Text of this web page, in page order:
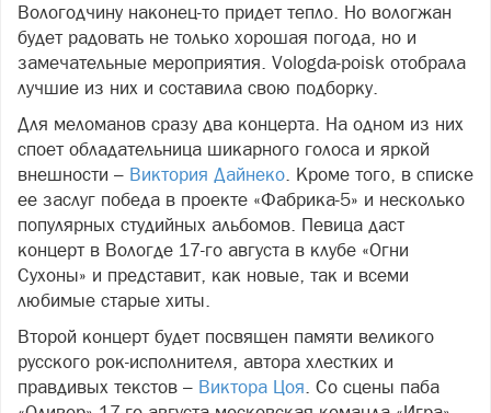
Вологодчину наконец-то придет тепло. Но вологжан
будет радовать не только хорошая погода, но и
замечательные мероприятия. Vologda-poisk отобрала
лучшие из них и составила свою подборку.
Для меломанов сразу два концерта. На одном из них
споет обладательница шикарного голоса и яркой
внешности – Виктория Дайнеко. Кроме того, в списке
ее заслуг победа в проекте «Фабрика-5» и несколько
популярных студийных альбомов. Певица даст
концерт в Вологде 17-го августа в клубе «Огни
Сухоны» и представит, как новые, так и всеми
любимые старые хиты.
Второй концерт будет посвящен памяти великого
русского рок-исполнителя, автора хлестких и
правдивых текстов – Виктора Цоя. Со сцены паба